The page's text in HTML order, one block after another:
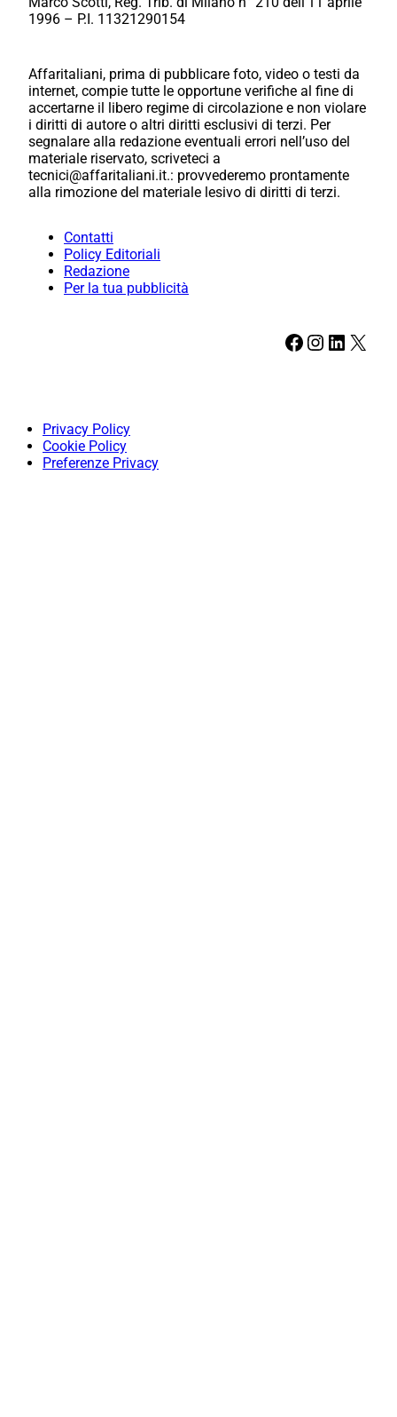
1996 – P.I. 11321290154
Affaritaliani, prima di pubblicare foto, video o testi da
internet, compie tutte le opportune verifiche al fine di
accertarne il libero regime di circolazione e non violare
i diritti di autore o altri diritti esclusivi di terzi. Per
segnalare alla redazione eventuali errori nell’uso del
materiale riservato, scriveteci a
tecnici@affaritaliani.it.: provvederemo prontamente
alla rimozione del materiale lesivo di diritti di terzi.
Contatti
Policy Editoriali
Redazione
Per la tua pubblicità
Facebook Instagram LinkedIn X
Privacy Policy
Cookie Policy
Preferenze Privacy